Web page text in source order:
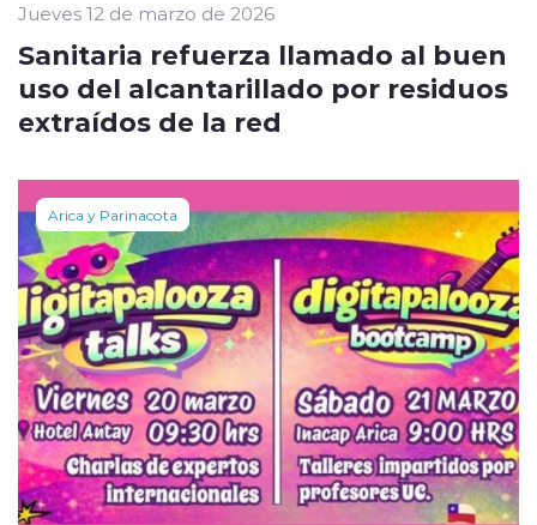
Jueves 12 de marzo de 2026
Sanitaria refuerza llamado al buen
uso del alcantarillado por residuos
extraídos de la red
Arica y Parinacota